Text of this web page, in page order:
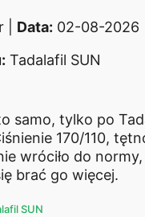
| Data: 02-08-2026
Tadalafil SUN
samo, tylko po
170/110,
wróciło do
brać go więcej.
SUN